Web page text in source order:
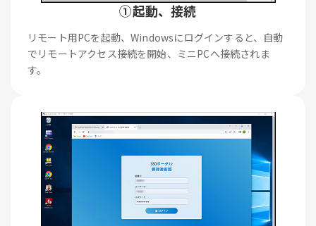
①起動、接続
リモート用PCを起動、Windowsにログインすると、自動
でリモートアクセス接続を開始、ミニPCへ接続されま
す。